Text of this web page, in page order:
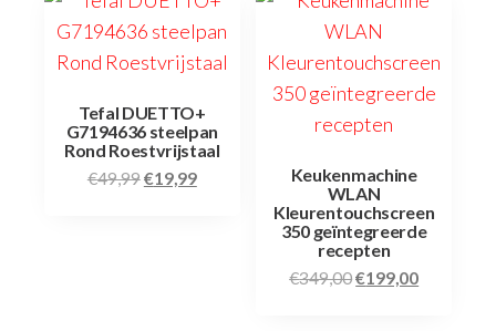
Tefal DUETTO+
G7194636 steelpan
Rond Roestvrijstaal
€49,99€19,99
Keukenmachine
WLAN
Kleurentouchscreen
350 geïntegreerde
recepten
€349,00€199,00